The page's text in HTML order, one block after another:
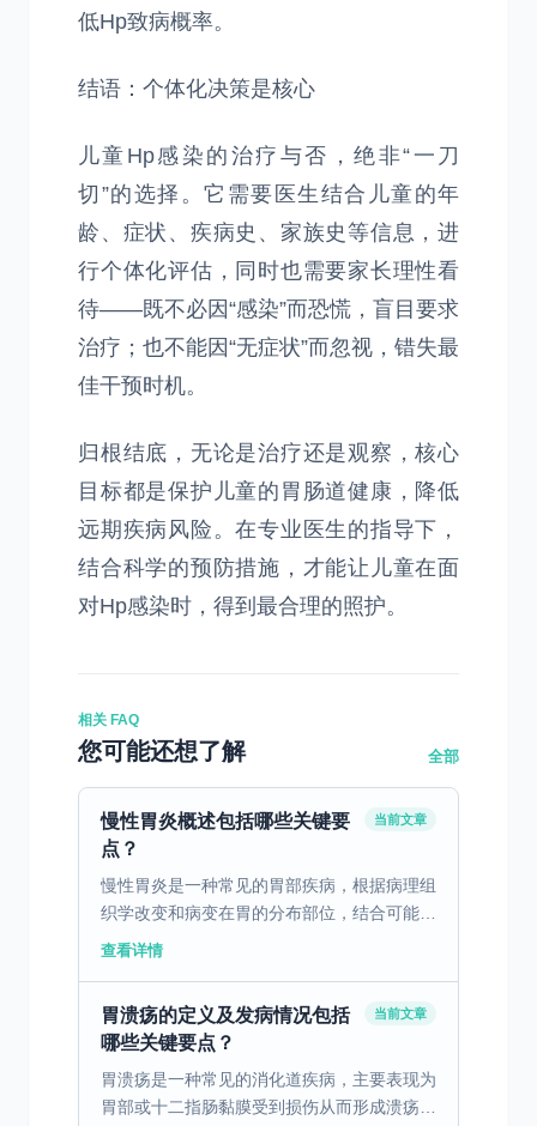
低Hp致病概率。
结语：个体化决策是核心
儿童Hp感染的治疗与否，绝非“一刀
切”的选择。它需要医生结合儿童的年
龄、症状、疾病史、家族史等信息，进
行个体化评估，同时也需要家长理性看
待——既不必因“感染”而恐慌，盲目要求
治疗；也不能因“无症状”而忽视，错失最
佳干预时机。
归根结底，无论是治疗还是观察，核心
目标都是保护儿童的胃肠道健康，降低
远期疾病风险。在专业医生的指导下，
结合科学的预防措施，才能让儿童在面
对Hp感染时，得到最合理的照护。
相关 FAQ
您可能还想了解 全部
慢性胃炎概述包括哪些关键要
点？
当前文章
慢性胃炎是一种常见的胃部疾病，根据病理组
织学改变和病变在胃的分布部位，结合可能病
因，将慢性胃炎分为浅表性、萎缩性和特殊类
查看详情
胃溃疡的定义及发病情况包括
哪些关键要点？
当前文章
胃溃疡是一种常见的消化道疾病，主要表现为
胃部或十二指肠黏膜受到损伤从而形成溃疡。